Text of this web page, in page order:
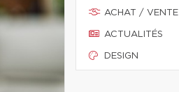
ACHAT / VENTE
ACTUALITÉS
DESIGN